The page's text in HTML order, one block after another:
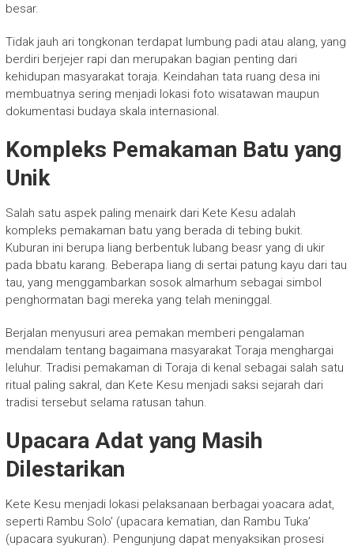
besar.
Tidak jauh ari tongkonan terdapat lumbung padi atau alang, yang
berdiri berjejer rapi dan merupakan bagian penting dari
kehidupan masyarakat toraja. Keindahan tata ruang desa ini
membuatnya sering menjadi lokasi foto wisatawan maupun
dokumentasi budaya skala internasional.
Kompleks Pemakaman Batu yang
Unik
Salah satu aspek paling menairk dari Kete Kesu adalah
kompleks pemakaman batu yang berada di tebing bukit.
Kuburan ini berupa liang berbentuk lubang beasr yang di ukir
pada bbatu karang. Beberapa liang di sertai patung kayu dari tau
tau, yang menggambarkan sosok almarhum sebagai simbol
penghormatan bagi mereka yang telah meninggal.
Berjalan menyusuri area pemakan memberi pengalaman
mendalam tentang bagaimana masyarakat Toraja menghargai
leluhur. Tradisi pemakaman di Toraja di kenal sebagai salah satu
ritual paling sakral, dan Kete Kesu menjadi saksi sejarah dari
tradisi tersebut selama ratusan tahun.
Upacara Adat yang Masih
Dilestarikan
Kete Kesu menjadi lokasi pelaksanaan berbagai yoacara adat,
seperti Rambu Solo’ (upacara kematian, dan Rambu Tuka’
(upacara syukuran). Pengunjung dapat menyaksikan prosesi